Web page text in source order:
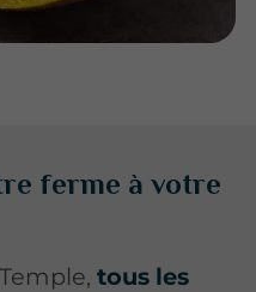
ferme à votre
tous les